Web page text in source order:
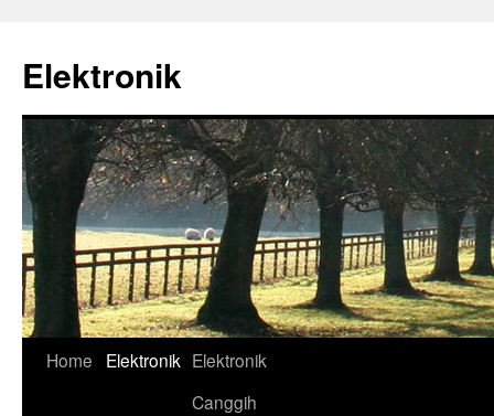
content
Elektronik
Home Elektronik Elektronik
Canggih